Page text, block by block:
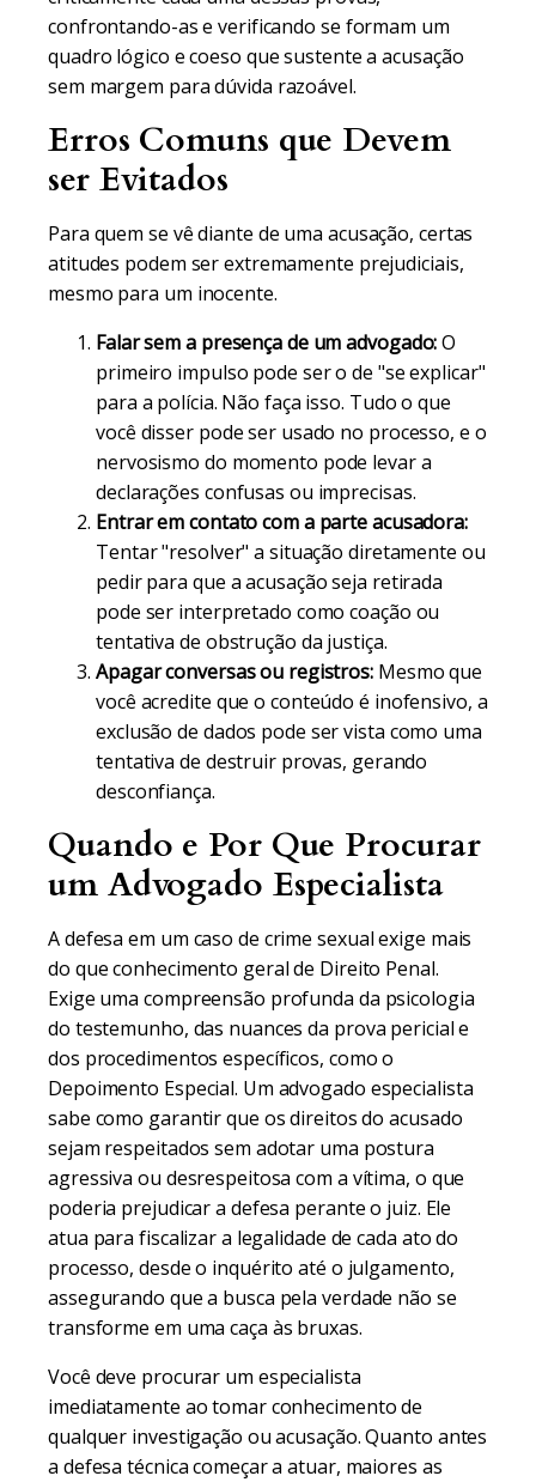
confrontando-as e verificando se formam um
quadro lógico e coeso que sustente a acusação
sem margem para dúvida razoável.
Erros Comuns que Devem
ser Evitados
Para quem se vê diante de uma acusação, certas
atitudes podem ser extremamente prejudiciais,
mesmo para um inocente.
Falar sem a presença de um advogado:O
primeiro impulso pode ser o de "se explicar"
para a polícia. Não faça isso. Tudo o que
você disser pode ser usado no processo, e o
nervosismo do momento pode levar a
declarações confusas ou imprecisas.
Entrar em contato com a parte acusadora:
Tentar "resolver" a situação diretamente ou
pedir para que a acusação seja retirada
pode ser interpretado como coação ou
tentativa de obstrução da justiça.
Apagar conversas ou registros: Mesmo que
você acredite que o conteúdo é inofensivo, a
exclusão de dados pode ser vista como uma
tentativa de destruir provas, gerando
desconfiança.
Quando e Por Que Procurar
um Advogado Especialista
A defesa em um caso de crime sexual exige mais
do que conhecimento geral de Direito Penal.
Exige uma compreensão profunda da psicologia
do testemunho, das nuances da prova pericial e
dos procedimentos específicos, como o
Depoimento Especial. Um advogado especialista
sabe como garantir que os direitos do acusado
sejam respeitados sem adotar uma postura
agressiva ou desrespeitosa com a vítima, o que
poderia prejudicar a defesa perante o juiz. Ele
atua para fiscalizar a legalidade de cada ato do
processo, desde o inquérito até o julgamento,
assegurando que a busca pela verdade não se
transforme em uma caça às bruxas.
Você deve procurar um especialista
imediatamente ao tomar conhecimento de
qualquer investigação ou acusação. Quanto antes
a defesa técnica começar a atuar, maiores as